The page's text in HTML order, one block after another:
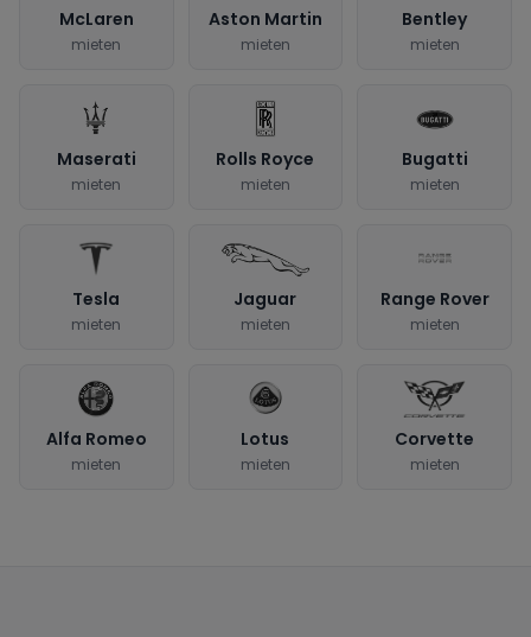
McLaren
mieten
Aston Martin
mieten
Bentley
mieten
Maserati
mieten
Rolls Royce
mieten
Bugatti
mieten
Tesla
mieten
Jaguar
mieten
Range Rover
mieten
Alfa Romeo
mieten
Lotus
mieten
Corvette
mieten